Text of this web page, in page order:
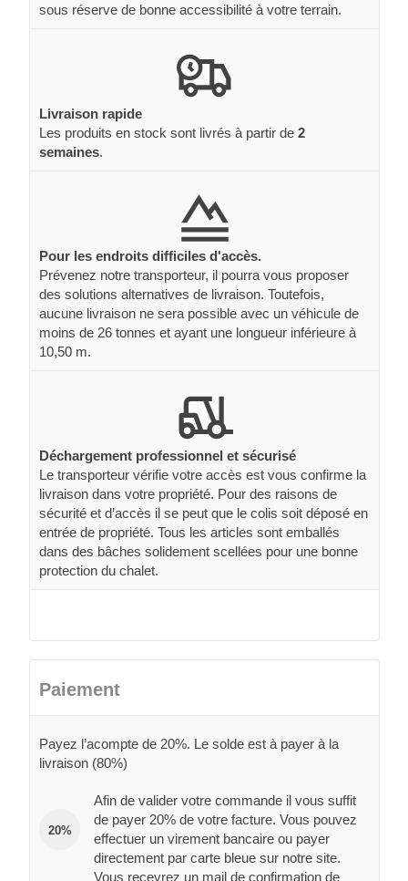
sous réserve de bonne accessibilité à votre terrain.
Livraison rapide
Les produits en stock sont livrés à partir de 2
semaines.
Pour les endroits difficiles d'accès.
Prévenez notre transporteur, il pourra vous proposer
des solutions alternatives de livraison. Toutefois,
aucune livraison ne sera possible avec un véhicule de
moins de 26 tonnes et ayant une longueur inférieure à
10,50 m.
Déchargement professionnel et sécurisé
Le transporteur vérifie votre accès est vous confirme la
livraison dans votre propriété. Pour des raisons de
sécurité et d’accès il se peut que le colis soit déposé en
entrée de propriété. Tous les articles sont emballés
dans des bâches solidement scellées pour une bonne
protection du chalet.
Paiement
Payez l’acompte de 20%. Le solde est à payer à la
livraison (80%)
20%
Afin de valider votre commande il vous suffit
de payer 20% de votre facture. Vous pouvez
effectuer un virement bancaire ou payer
directement par carte bleue sur notre site.
Vous recevrez un mail de confirmation de